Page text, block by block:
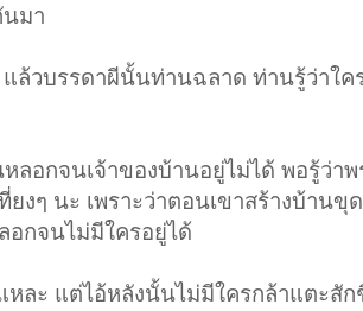
นมา
แล้วบรรดาผีนั้นท่านฉลาด ท่านรู้ว่าใ
ลอกจนเจ้าของบ้านอยู่ไม่ได้ พอรู้ว่า
งๆ นะ เพราะว่าตอนเขาสร้างบ้านขุ
อกจนไม่มีใครอยู่ได้
ละ แต่ไอ้หลังนั้นไม่มีใครกล้าแตะสั